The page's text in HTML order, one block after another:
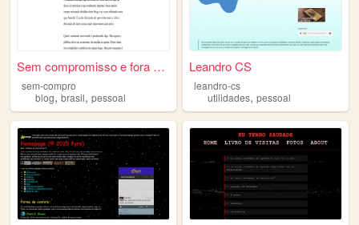
Sem compromisso e fora do ar
sem-compro
blog, brasil, pessoal
Leandro CS
leandro-cs
utilidades,pessoal